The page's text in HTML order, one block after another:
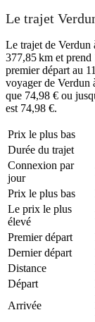
Le trajet
Le trajet de Verdun
377,85 km et
premier départ au
voyager de Verdun
que 74,98 € ou
est 74,98 €.
Prix ​​le plus bas
Durée du trajet
Connexion par
jour
Prix ​​le plus bas
Le prix le plus
élevé
Premier départ
Dernier départ
Distance
Départ
Arrivée